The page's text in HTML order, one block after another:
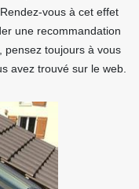
vous à cet effet
une recommandation
pensez toujours à vous
avez trouvé sur le web.